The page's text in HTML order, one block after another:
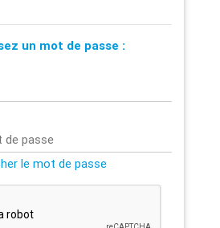
un mot de passe :
de passe
le mot de passe